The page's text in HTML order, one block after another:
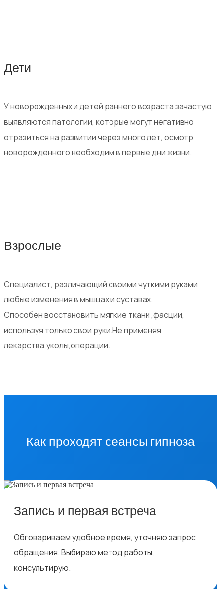
Дети
У новорожденных и детей раннего возраста зачастую
выявляются патологии, которые могут негативно
отразиться на развитии через много лет, осмотр
новорожденного необходим в первые дни жизни.
Взрослые
Специалист, различающий своими чуткими руками
любые изменения в мышцах и суставах.
Способен восстановить мягкие ткани ,фасции,
используя только свои руки.Не применяя
лекарства,уколы,операции.
Как проходят сеансы гипноза
Запись и первая встреча
Обговариваем удобное время, уточняю запрос
обращения. Выбираю метод работы,
консультирую.